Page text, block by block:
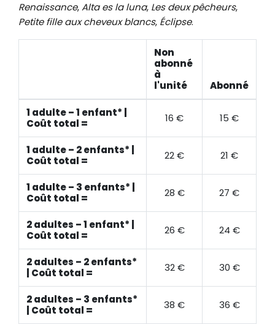
Renaissance,Alta es la luna, Les deux pêcheurs,
Petite fille aux cheveux blancs, Éclipse.
Non
abonné
à
l'unité
Abonné
1 adulte – 1 enfant* |
Coût total =
16 € 15 €
1 adulte – 2 enfants* |
Coût total =
22 € 21 €
1 adulte – 3 enfants* |
Coût total =
28 € 27 €
2 adultes – 1 enfant* |
Coût total =
26 € 24 €
2 adultes – 2 enfants*
| Coût total =
32 € 30 €
2 adultes – 3 enfants*
| Coût total =
38 € 36 €